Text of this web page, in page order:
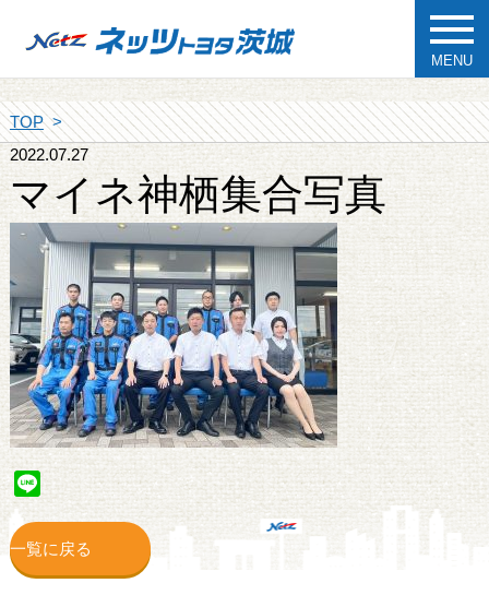
MENU
TOP
2022.07.27
マイネ神栖集合写真
Line
一覧に戻る